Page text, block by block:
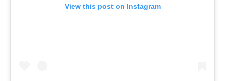
View this post on Instagram